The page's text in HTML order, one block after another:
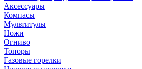
Аксессуары
Компасы
Мультитулы
Ножи
Огниво
Топоры
Газовые горелки